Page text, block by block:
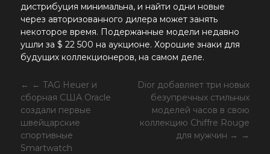
дистрибуция минимальна, и найти одни новые
через авторизованного дилера может занять
некоторое время. Подержанные модели недавно
ушли за $ 22 500 на аукционе. Хорошие знаки для
будущих коллекционеров, на самом деле.
← TAG Heuer и
сборная США Oracle
создали первые
швейцарские
спортивные
Smartwatch
Dior добавляет три новых
безупречных стильных
моделей часов в свою
коллекцию Chiffre Rouge
для мужчин →